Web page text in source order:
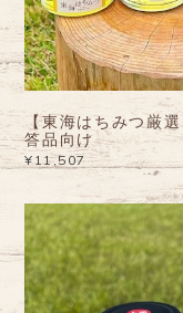
【東海はちみつ厳
答品向け
¥11,507